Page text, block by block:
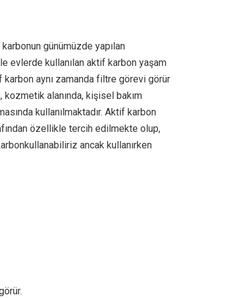
günümüzde yapılan
evlerde kullanılan aktif karbon yaşam
karbon aynı zamanda filtre görevi görür
alanında, kişisel bakım
kullanılmaktadır. Aktif karbon
özellikle tercih edilmekte olup,
ancak kullanırken